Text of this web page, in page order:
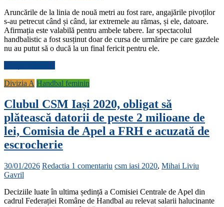
Aruncările de la linia de nouă metri au fost rare, angajările pivoților
s-au petrecut când și când, iar extremele au rămas, și ele, datoare.
Afirmația este valabilă pentru ambele tabere. Iar spectacolul
handbalistic a fost susținut doar de cursa de urmărire pe care gazdele
nu au putut să o ducă la un final fericit pentru ele.
Divizia A Handbal feminin
Clubul CSM Iași 2020, obligat să
plătească datorii de peste 2 milioane de
lei, Comisia de Apel a FRH e acuzată de
escrocherie
30/01/2026 Redactia 1 comentariu csm iasi 2020, Mihai Liviu
Gavril
Deciziile luate în ultima ședință a Comisiei Centrale de Apel din
cadrul Federației Române de Handbal au relevat salarii halucinante